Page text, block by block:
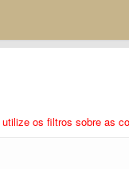
os filtros sobre as